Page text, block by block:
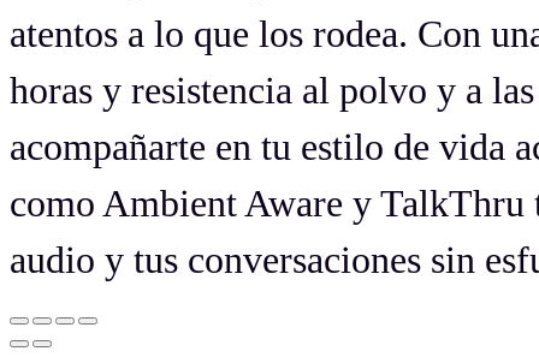
atentos a lo que los rodea. Con
horas y resistencia al polvo y a
acompañarte en tu estilo de vida
como Ambient Aware y
audio y tus conversaciones sin